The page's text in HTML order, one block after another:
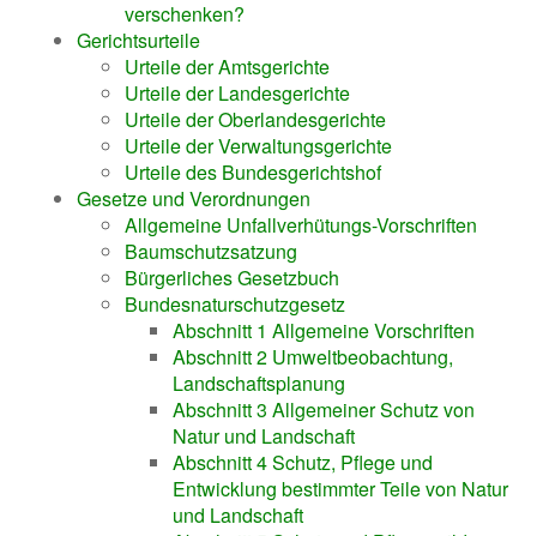
verschenken?
Gerichtsurteile
Urteile der Amtsgerichte
Urteile der Landesgerichte
Urteile der Oberlandesgerichte
Urteile der Verwaltungsgerichte
Urteile des Bundesgerichtshof
Gesetze und Verordnungen
Allgemeine Unfallverhütungs-Vorschriften
Baumschutzsatzung
Bürgerliches Gesetzbuch
Bundesnaturschutzgesetz
Abschnitt 1 Allgemeine Vorschriften
Abschnitt 2 Umweltbeobachtung,
Landschaftsplanung
Abschnitt 3 Allgemeiner Schutz von
Natur und Landschaft
Abschnitt 4 Schutz, Pflege und
Entwicklung bestimmter Teile von Natur
und Landschaft